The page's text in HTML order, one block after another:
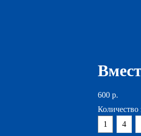
600 р.
Количество
1
4